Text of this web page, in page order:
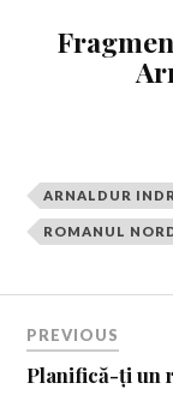
ARNALDUR
ROMANUL
PREVIOUS
Planifică-ți un